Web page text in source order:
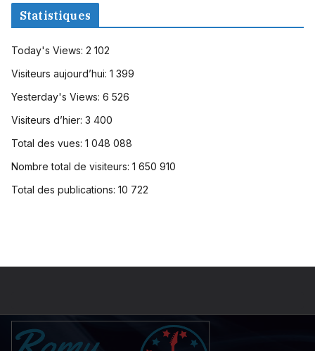
Statistiques
Today's Views: 2 102
Visiteurs aujourd’hui: 1 399
Yesterday's Views: 6 526
Visiteurs d’hier: 3 400
Total des vues: 1 048 088
Nombre total de visiteurs: 1 650 910
Total des publications: 10 722